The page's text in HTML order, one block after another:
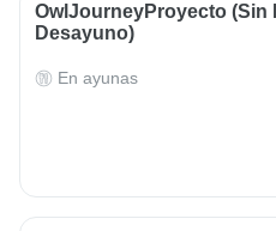
OwlJourneyProyecto (sin
Desayuno)
En ayunas